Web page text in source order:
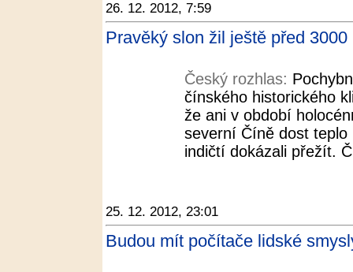
26. 12. 2012, 7:59
Pravěký slon žil ještě před
Český rozhlas:
čínského historického
že ani v období
severní Číně dost
indičtí dokázali přežít.
25. 12. 2012, 23:01
Budou mít počítače lidské